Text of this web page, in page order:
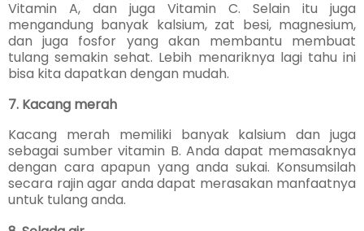
Vitamin A, dan juga Vitamin C. Selain itu juga
mengandung banyak kalsium, zat besi,magnesium,
dan juga fosfor yang akan membantu membuat
tulang semakin sehat. Lebih menariknya lagi tahu ini
bisa kita dapatkan dengan mudah.
7. Kacang merah
Kacang merah memiliki banyak kalsium dan juga
sebagai sumber vitamin B. Anda dapat memasaknya
dengan cara apapun yang anda sukai. Konsumsilah
secara rajin agar anda dapat merasakan manfaatnya
untuk tulang anda.